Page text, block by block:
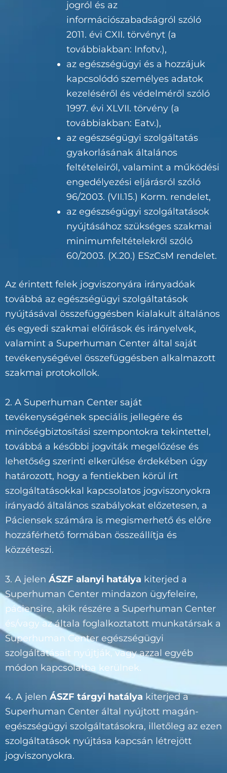
jogról és az
információszabadságról szóló
2011. évi CXII. törvényt (a
továbbiakban: Infotv.),
az egészségügyi és a hozzájuk
kapcsolódó személyes adatok
kezeléséről és védelméről szóló
1997. évi XLVII. törvény (a
továbbiakban: Eatv.),
az egészségügyi szolgáltatás
gyakorlásának általános
feltételeiről, valamint a működési
engedélyezési eljárásról szóló
96/2003. (VII.15.) Korm. rendelet,
az egészségügyi szolgáltatások
nyújtásához szükséges szakmai
minimumfeltételekről szóló
60/2003. (X.20.) ESzCsM rendelet.
Az érintett felek jogviszonyára irányadóak
továbbá az egészségügyi szolgáltatások
nyújtásával összefüggésben kialakult általános
és egyedi szakmai előírások és irányelvek,
valamint a Superhuman Center által saját
tevékenységével összefüggésben alkalmazott
szakmai protokollok.
2. A Superhuman Center saját
tevékenységének speciális jellegére és
minőségbiztosítási szempontokra tekintettel,
továbbá a későbbi jogviták megelőzése és
lehetőség szerinti elkerülése érdekében úgy
határozott, hogy a fentiekben körül írt
szolgáltatásokkal kapcsolatos jogviszonyokra
irányadó általános szabályokat előzetesen, a
Páciensek számára is megismerhető és előre
hozzáférhető formában összeállítja és
közzéteszi.
3. A jelen ÁSZF alanyi hatálya kiterjed a
Superhuman Center mindazon ügyfeleire,
páciensire, akik részére a Superhuman Center
és/vagy az általa foglalkoztatott munkatársak a
Superhuman Center egészségügyi
szolgáltatásait nyújtják, vagy azzal egyéb
módon kapcsolatba kerülnek.
4. A jelen ÁSZF tárgyi hatálya kiterjed a
Superhuman Center által nyújtott magán-
egészségügyi szolgáltatásokra, illetőleg az ezen
szolgáltatások nyújtása kapcsán létrejött
jogviszonyokra.